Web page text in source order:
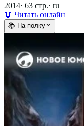
2014· 63 стр.· ru
📖 Читать онлайн
📚 На полку